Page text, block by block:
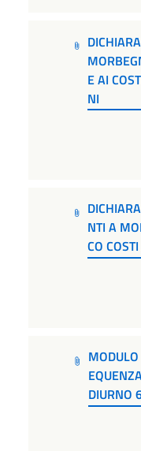
E AI
NI
NTI A
CO
DIURNO